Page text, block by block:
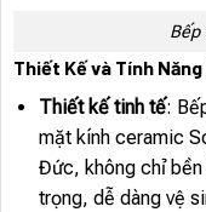
Bếp
Thiết Kế và Tính
Thiết kế tinh tế:
mặt kính ceramic
Đức, không chỉ bền
trọng, dễ dàng vệ